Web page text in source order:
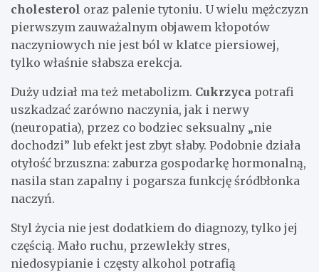
cholesterol oraz palenie tytoniu. U wielu mężczyzn
pierwszym zauważalnym objawem kłopotów
naczyniowych nie jest ból w klatce piersiowej,
tylko właśnie słabsza erekcja.
Duży udział ma też metabolizm. Cukrzyca potrafi
uszkadzać zarówno naczynia, jak i nerwy
(neuropatia), przez co bodziec seksualny „nie
dochodzi” lub efekt jest zbyt słaby. Podobnie działa
otyłość brzuszna: zaburza gospodarkę hormonalną,
nasila stan zapalny i pogarsza funkcję śródbłonka
naczyń.
Styl życia nie jest dodatkiem do diagnozy, tylko jej
częścią. Mało ruchu, przewlekły stres,
niedosypianie i częsty alkohol potrafią